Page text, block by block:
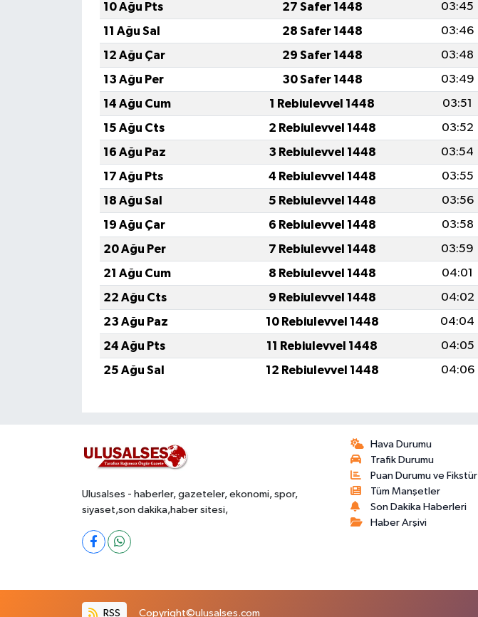
10 Ağu Pts
27 Safer 1448 03:45
11 Ağu Sal
28 Safer 1448 03:46
12 Ağu Çar
29 Safer 1448 03:48
13 Ağu Per
30 Safer 1448 03:49
14 Ağu Cum
1 Rebiulevvel 1448 03:51
15 Ağu Cts
2 Rebiulevvel 1448 03:52
16 Ağu Paz
3 Rebiulevvel 1448 03:54
17 Ağu Pts
4 Rebiulevvel 1448 03:55
18 Ağu Sal
5 Rebiulevvel 1448 03:56
19 Ağu Çar
6 Rebiulevvel 1448 03:58
20 Ağu Per
7 Rebiulevvel 1448 03:59
21 Ağu Cum
8 Rebiulevvel 1448 04:01
22 Ağu Cts
9 Rebiulevvel 1448 04:02
23 Ağu Paz
10 Rebiulevvel 1448 04:04
24 Ağu Pts
11 Rebiulevvel 1448 04:05
25 Ağu Sal
12 Rebiulevvel 1448 04:06
Ulusalses - haberler, gazeteler, ekonomi, spor,
siyaset,son dakika,haber sitesi,
Hava Durumu
Trafik Durumu
Puan Durumu ve Fikstür
Tüm Manşetler
Son Dakika Haberleri
Haber Arşivi
RSS Copyright©ulusalses.com